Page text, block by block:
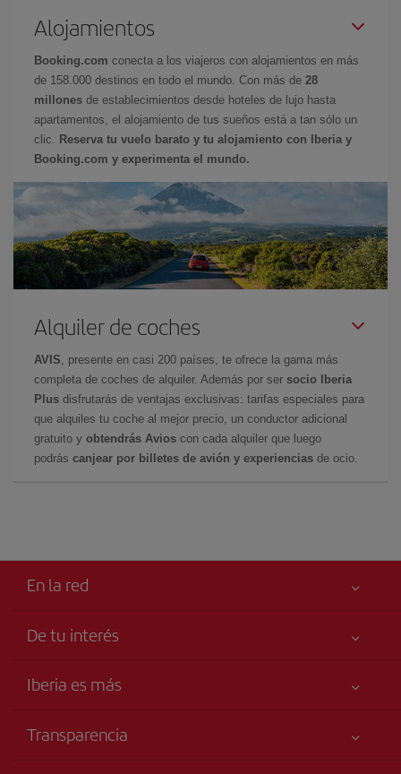
Alojamientos
Booking.com conecta a los viajeros con alojamientos en más
de 158.000 destinos en todo el mundo. Con más de 28
millones de establecimientos desde hoteles de lujo hasta
apartamentos, el alojamiento de tus sueños está a tan sólo un
clic.
Reserva tu vuelo barato y tu alojamiento con Iberia y
Booking.com y experimenta el mundo.
Alquiler de coches
AVIS , presente en casi 200 países, te ofrece la gama más
completa de coches de alquiler. Además por ser socio Iberia
Plus disfrutarás de ventajas exclusivas: tarifas especiales para
que alquiles tu coche al mejor precio, un conductor adicional
gratuito y obtendrás Avios con cada alquiler que luego
podrás canjear por billetes de avión y experiencias de ocio.
En la red
De tu interés
Accesibilidad
Iberia es más
Grupo Iberia
Transparencia